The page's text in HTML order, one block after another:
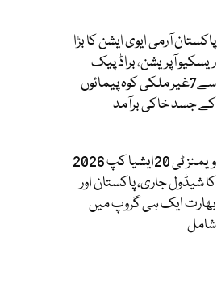
پاکستان آرمی ایوی ایشن کا بڑا
ریسکیو آپریشن، براڈ پیک
سے7غیر ملکی کوہ پیمائوں
کے جسد خاکی برآمد
ویمنز ٹی 20ایشیا کپ 2026
کا شیڈول جاری، پاکستان اور
بھارت ایک ہی گروپ میں
شامل